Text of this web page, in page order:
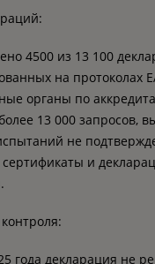
4500 из 13 100
на протоколах
органы по
13 000 запросов,
не
сертификаты и
года декларация не